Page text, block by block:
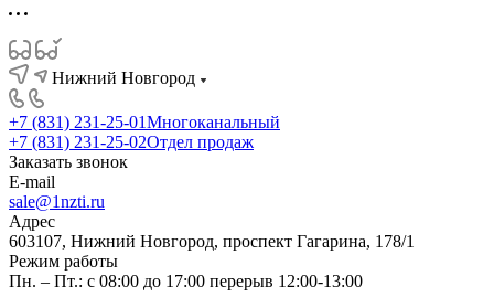
Нижний Новгород
+7 (831) 231-25-01Многоканальный
+7 (831) 231-25-02Отдел продаж
Заказать звонок
E-mail
sale@1nzti.ru
Адрес
603107, Нижний Новгород, проспект Гагарина, 178/1
Режим работы
Пн. – Пт.: с 08:00 до 17:00 перерыв 12:00-13:00